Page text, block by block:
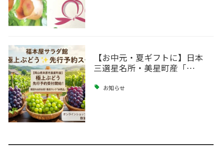
【お中元・夏ギフトに】日本
三選星名所・美星町産「…
お知らせ